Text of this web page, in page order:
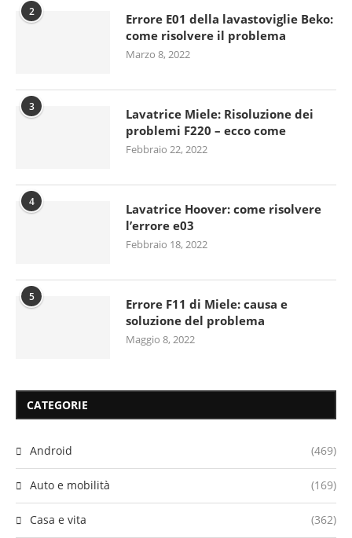
2
Errore E01 della lavastoviglie Beko:
come risolvere il problema
Marzo 8, 2022
3
Lavatrice Miele: Risoluzione dei
problemi F220 – ecco come
Febbraio 22, 2022
4
Lavatrice Hoover: come risolvere
l’errore e03
Febbraio 18, 2022
5
Errore F11 di Miele: causa e
soluzione del problema
Maggio 8, 2022
CATEGORIE
Android (469)
Auto e mobilità (169)
Casa e vita (362)